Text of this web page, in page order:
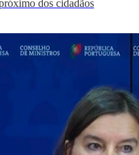
dos cidadãos